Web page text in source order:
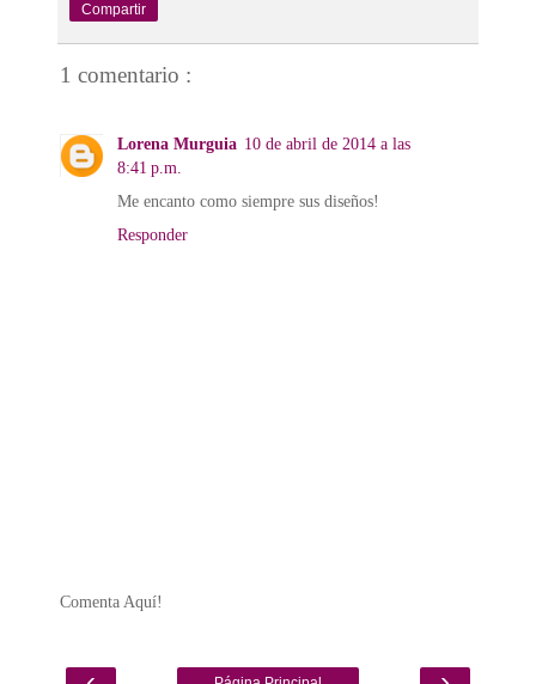
Compartir
1 comentario :
Lorena Murguia 10 de abril de 2014 a las
8:41 p.m.
Me encanto como siempre sus diseños!
Responder
Comenta Aquí!